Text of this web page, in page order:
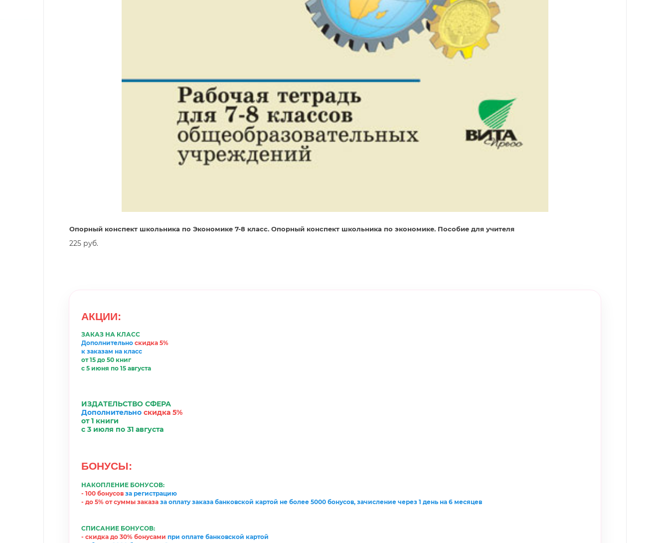
Опорный конспект школьника по Экономике 7-8 класс. Опорный конспект школьника по экономике. Пособие для учителя
225 руб.
АКЦИИ:
ЗАКАЗ НА КЛАСС
Дополнительно скидка 5%
к заказам на класс
от 15 до 50 книг
с 5 июня по 15 августа
ИЗДАТЕЛЬСТВО СФЕРА
Дополнительно скидка 5%
от 1 книги
с 3 июля по 31 августа
БОНУСЫ:
НАКОПЛЕНИЕ БОНУСОВ:
- 100 бонусов за регистрацию
- до 5% от суммы заказа за оплатузаказа банковской картой не более 5000 бонусов, зачисление через 1 день на 6 месяцев
СПИСАНИЕ БОНУСОВ:
- скидка до 30% бонусами при оплате банковской картой